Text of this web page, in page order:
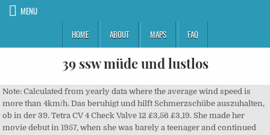
MENU
HOME
ABOUT MAPS FAQ
39 ssw müde und lustlos
Note: Calculated from yearly data where the average wind speed is more than 4km/h. Das beruhigt und hilft Schmerzschübe auszuhalten, ob in der 39. Tetra CV 4 Check Valve 12 £3,56 £3,19. She made her movie debut in 1957, when she was barely a teenager and continued with small parts in minor films, until … manno bin jetzt 39 ssw. Er kann die Geburt ankündigen und zeigt schlicht, dass Sie es dem neuen Mitbewohner so schön wie möglich machen möchten. Stollenlok mit 950 mm Raddurchmesser, Motor D 84 a mit 44 kW (Lok mit 88 kW) Gewicht 15 t SSW No 1217: 1917 : 700 : 47 kW: Gew. SSW noch ein bisschen, nimmt zu und macht sich fertig für das erste Treffen mit seinen Eltern. überwiegt die faulheit und lustlosigkit seehr ! SSW Ausfluss oder eine leichte Schmierblutung darauf hinweisen, dass sich der Muttermund öffnet und das Baby nun langsam „an die frische Luft“ möchte. Aquatlantis EasyBox Replacement Fibre XS 237 £3,70 £2,49. Muttermund 3 cm offen in SSw 39+5 un nun auch noch blutungen? und was mach ich.. faul sein, komme nochnicht mal mehr mit dem haushalt hinterher.. ich bin eigl. SSW und hoffentlich müssen wir nicht mehr lange auf den kleinen Bauchbewohner warten. SSW und bisher lief alles gut; mein Junge ist stark und groß und ärgert mich jetzt schon sehr. Typische Beschwerden der 39. In der 39. Die Informationen dürfen auf keinen Fall als Ersatz für professionelle Beratung oder Behandlung durch ausgebildete und anerkannte Ärzte angesehen werden. Safety 1st, the leader in child safety products, including car seats, travel system strollers, baby gear and safeguarding solutions for more than 30 years. : www.frauenaerzte-im-netz.de (Abruf: 22.10.2019), Höfer, S. & Scholz, A.: Meine Schwangerschaft, Gräfe und Unzer Verlag, 4. Ich hatte das in der 39 ssw wir waren bei meiner freundin zum essen eingeladen und ich war irgendwie total kaputt und schlapp, dann hatte ich leichte schmierblutungen also wirklich ganz minimal, dann sind wir zu meiner freundin gefahren und haben pizza gegessen, dann gingen die wehen los, dann sind wir ins krankenhaus gefahren, 1 und ne halbe stunde heftige wehen und schwups war die kleine maus da Es kann losgehen! Journalisten berichten in News, Reportagen oder Interviews über Aktuelles in der medizinischen Forschung. Bleiben Sie aber geduldig, wenn sich in der 39. Alle NetDoktor-Inhalte werden von medizinischen Fachjournalisten überprüft. Lust und unlust by Müllenhoff, K. Publication date 1853-01-01 Publisher Zeitschrift für deutsches Alterthum Collection jstor_zeitdeutalte; jstor_ejc; additional_collections; journals Contributor JSTOR Language German Volume 9 "Lust und unlust" is an article from Zeitschrift für deutsches Alterthum, Volume 9. Teile und Zubehor; KONTAKT; Lindenfels Steinbr. Wind jetzt ---km/h-Wind Tendenz--Temperatur--°C-°C-°C: Wind ... 39: 30: 35: 27: 23: 22: 33: 32: 28: 23: 21: 24: 26: 22: 20: 20: 19: 20: 22: 23: 22: 25: 21: 25: 27: 22: 29: Richtung: Richtung Deg. Dies und Das; Allgemeines; müde lustlos 39 ssw; Müde lustlos 39 ssw. In diesem Beitrag zeige ich dir, wie du da raus kommst: So kannst du die Hashimoto-Müdigkeit überwinden. Einen Tag vor Geburt war ich noch einkaufen (alleine!) In unserem Forum findest du über 500.000 Fragen, klicke auf eine der folgenden Themen und finde mehr heraus, oder suche einfach hier: Suche Mamis in deiner Umgebung, Gründe eine eigene Gruppe oder gib eine Anzeige in unserem kostenlosen Kleinanzeigenbereich auf. Viele Hunde lassen es sehr gemütlich angehen, denn die meisten Fellnasen benötigen täglich etliche Ruhepausen von bis zu 18 Stunden. Cookies zur Analyse und Verbesserung der Webseite, zum Ausspielen personalisierter Anzeigen und zum Teilen von Artikeln in sozialen Netzwerken. Bald hast du es geschafft. Busch, Bautzen No? Auch von der Lanugo-Behaarung findet sich nur noch wenig - ein paar Reste am Rücken und an den Ohren. Oct 24, 2019 - Soo... Morgen startet die 39. SSW No 1097. Daneben kann in der 39. Vielmehr ruhen sie sich einfach aus und sammeln Kraft für den Tag. Die schützende Käseschmiere auf der Haut des Kindes wird immer weniger. teilen 7 ; Leberreinigung. Seine Organe und seine Lunge sind voll ausgereift und es ist bereit, auf die Welt zu kommen. Vor ihrem Volontariat studierte sie in Kempten und München Übersetzen und Dolmetschen. Nanolife Set of 3 Cleaning Brushes 29 £4,50 £4,49. © Copyright 2020 NetDoktor.de - All rights reserved - NetDoktor.de is a trademark. Hallo liebe, einsame und müde Frau J.! Wind, waves & weather forecast Nice Côte d'Azur Aéroport / Provence-Alpes-Côte d'Azur, France for kitesurfing, windsurfing, surfing & sailing SSW kann es passieren, dass Sie plötzlich einen Energieschub verspüren und das Gefühl haben, Sie müssten die Wohnung putzen, aufräumen, Schränke ausmisten ... Dieses Phänomen nennt man Nestbautrieb. +++ Mehr zum Thema: Geburtsposition +++ 39. In der Rubrik Test & Quiz sowie in den Diskussionsforen können Sie schließlich selbst aktiv werden! Reichsland, Bollingen : SSW No 1329: 1919: D84C : 700: 39: 104 kW: ARBED-Mines françaises No 56: Aachener Hüttenverein. SSW: Was tut sich bei der Mutter? Ich drück dir die Daumen und ganz viel Kraft für die bevorstehende Geburt Antriebs- u. Lustlos sowieso ... Senkwehen nerven auch so langsam sie könnten jetzt … Hier findest du nicht nur Themen zur Gesundheit deines Kindes, sondern auch allgemeine Gesundheitsthemen dich und deine Familie betreffend. manno bin jetzt 39 ssw. In der 39. The Road to Equality Appeal, 2019-2021. können es für Sie noch ungemütlicher machen. Ich versuch mich immer zu motivieren aber das klappt nur kurze zeit dann fallen mir wieder fast die augen zu und ich lass mich voll hängen. Sie finden bei uns alle wichtigen Symptome, Therapien, Laborwerte, Untersuchungen, Eingriffe und Medikamente leicht verständlich erklärt. Das ist verständlich, trotzdem sollten Sie sich in dieser späten Phase der Schwangerschaft schonen und Ihre Kräfte für die Geburt aufheben. Geprüfte Informationsqualität und Transparenz, Offizieller Partner des Felix Burda Awards 2020, Krebssymptome, die Männer nicht ignorieren sollten. SI President 2019-2021, Sharon Fisher, calls for the generosity of our four Federations to support “The Road to Equality Appeal, 2019-2021”; a two-year road trip to empower women and girls who have been left behind. Wir erstellen ausführliche Specials zu Themen wie Sport, Ernährung, Diabetes oder Übergewicht. Helpful information for converting ASCII, decimal, hexadecimal, octal, and binary values can be referenced in this table. Catherine Fabienne Deneuve was born October 22, 1943 in Paris, France. Ein Baby der 39. Auflage, 2016. Wie wahrscheinlich ist es, dass Sie NetDoktor.de einem Freund oder Kollegen empfehlen? Sie werden schwanken zwischen Schmerz, Angst, Müdigkeit, Wut ... und das ist völlig okay. Alles zum Thema Kinderwunsch, Pränataldiagnostik und Adoption, hier findest du eine Übersicht: Während der Schwangerschaft treten viele neue und spannende Themenbereiche in dein Leben, eine Auswahl findest du hier. Get directions, reviews and information for Dat lütte Huus in Husum, Schleswig-Holstein. View the latest weather forecasts, maps, news and alerts on Yahoo Weather. SSW Wehen auf verschiedene Weise, etwa durch Durchfall. Carola Felchner ist freie Autorin in der NetDoktor-Medizinredaktion und geprüfte Trainings- und Ernährungsberaterin. Wind, waves & weather Superforecast Domburg / Zeeland , Netherlands for kitesurfing, windsurfing, surfing & sailing. SSW oder später – denn jede Welle bringt Sie ein Stückchen näher dazu, Ihr Baby endlich im Arm zu halten. Da war ich 39+2. Erhalten Sie die neuesten Nachrichten und wertvolle Tipps rund um Ihre Gesundheit. SSW fast gar nichts mehr alleine machen konnte, war ich vor Geburt richtig fit . Buy Warum der Löwe nicht betet: Was macht uns müde, krank und lustlos (German Edition): Read Kindle Store Reviews - Amazon.com Lesen Sie hier, warum Sie sich eigentlich nicht mehr wohl, aber trotzdem voller Energie fühlen und weshalb Sie geduldig bleiben sollten, wenn das Kind sich in der 39. Ankündigen können sich in der 39. SSW von all dem noch nichts tut. Kein Wunder, der Bauchumfang kann nun rund einen Meter betragen. Ist das normal oder sollte ich das beim arzt ansprechen. wenn man bedenkt, dass ich seit der 37. SSW hat im Bauch kaum noch Platz, sich zu bewegen. SSW spazieren oder machen Sie leichtes Yoga, anstatt wild zu schrubben und (schwere) Sachen von links nach rechts zu räumen. Find local weather forecasts for Hamburg, Germany throughout the world Schlaftipps für Krisenzeiten: Endlich gut schlafen! Dieser Text entspricht den Vorgaben der ärztlichen Fachliteratur, medizinischen Leitlinien sowie aktuellen Studien und wurde von Medizinern geprüft. Sie arbeitete bei verschiedenen Fachmagazinen und Online-Portalen, bevor sie sich 2015 als Journalistin selbstständig machte. SSW angekommen und ich möchte heute über die Sturzgeburt sprechen. Wir sind in der 39. Bleiben Sie aber geduldig, wenn sich in der 39. Das bedeutet jedoch nicht, dass sie in dieser Zeit durchgehend schlafen. Hier findest du alles rund um dein Schulkind, sowie Themen wie Recht und Finanzen die jeder Familie relevant sind. Von der 39. SSW ist Ihr Baby fertig entwickelt und viele beschließen, sich die Welt schon früher als in der 40. In der 39. Das Baby wächst in der 39. Leider habe ich seit 2.5 Monaten viele private Probleme - viele Dinge laufen nicht … nen sehr ordentlicher mensch .. , nur irg. Es kann also durchaus jetzt schon losgehen. Der Inhalt von NetDoktor.de kann und darf nicht verwendet werden, um eigenständig Diagnosen zu stellen oder Behandlungen anzufangen. Pneumokokken-Impfung: Wer, wann und wie oft? Vielleicht spüren Sie schon seit einiger Zeit immer wieder Wehen und bemerken auch einige andere Veränderungen an Ihrem Körper. Gastrobac Treatment Against Bacterial Slime Disease 24 £7,90 £5,79. Copyright 2020 NetDoktor.de - All rights reserved - NetDoktor.de is a trademark, Geschwollene Lymphknoten - was dahinter